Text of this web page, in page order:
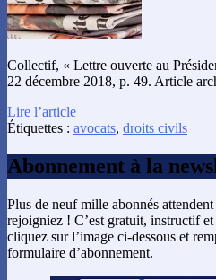
Collectif, « Lettre ouverte au
22 décembre 2018, p. 49. Article
Lire l’article
Étiquettes : avocats, droits civils
Abonnement à la
Plus de neuf mille abonnés
rejoigniez ! C’est gratuit, instructif et
cliquez sur l’image ci-dessous et
formulaire d’abonnement.